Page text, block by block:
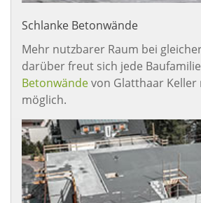
Schlanke Betonwände
Mehr nutzbarer Raum bei
darüber freut sich jede
Betonwändevon Glatthaar Keller
möglich.